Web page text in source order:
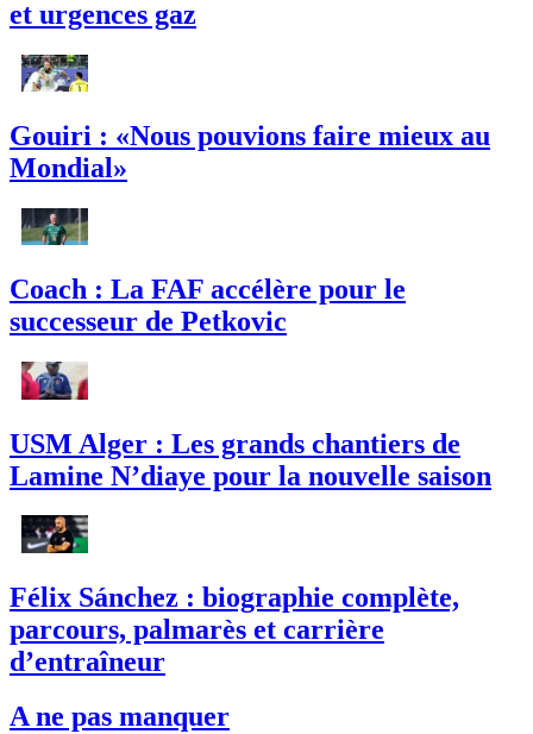
et urgences gaz
Gouiri : «Nous pouvions faire mieux au
Mondial»
Coach : La FAF accélère pour le
successeur de Petkovic
USM Alger : Les grands chantiers de
Lamine N’diaye pour la nouvelle saison
Félix Sánchez : biographie complète,
parcours, palmarès et carrière
d’entraîneur
A ne pas manquer